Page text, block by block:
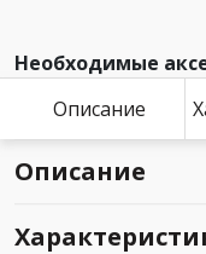
Необходимые
Описание
Описание